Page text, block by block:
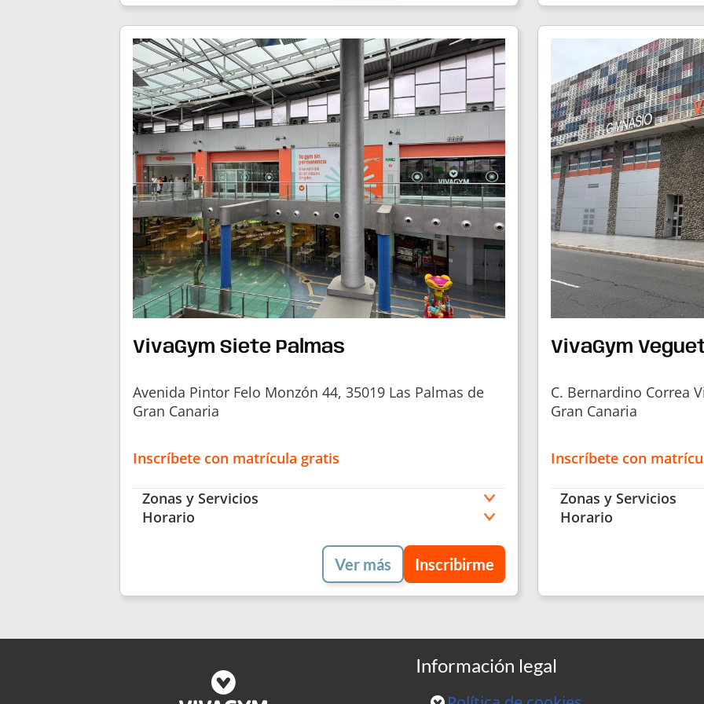
VivaGym Siete Palmas
Avenida Pintor Felo Monzón 44, 35019 Las Palmas de
Gran Canaria
Inscríbete con matrícula gratis
Zonas y Servicios
Horario
Ver más Inscribirme
VivaGym
C. Bernardino Correa
Gran Canaria
Inscríbete con
Zonas y Servicios
Horario
Información legal